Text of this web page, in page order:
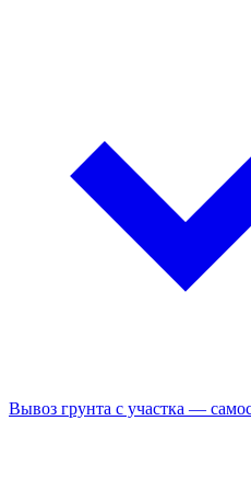
Вывоз грунта с участка —